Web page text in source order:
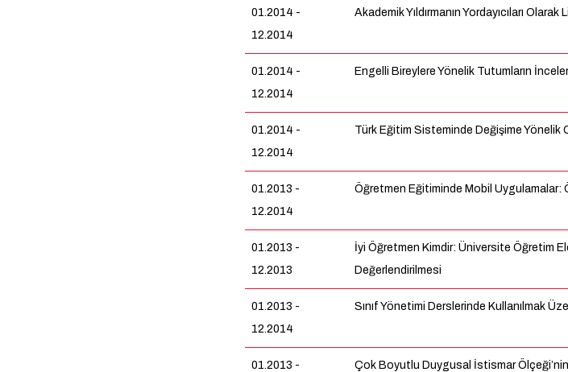
01.2014 -
12.2014
Akademik Yıldırmanın Yordayıcıları
01.2014 -
12.2014
Engelli Bireylere Yönelik Tutumların
01.2014 -
12.2014
Türk Eğitim Sisteminde Değişime Yönelik
01.2013 -
12.2014
Öğretmen Eğitiminde Mobil Uygulamalar:
01.2013 -
12.2013
İyi Öğretmen Kimdir: Üniversite Öğretim
Değerlendirilmesi
01.2013 -
12.2014
Sınıf Yönetimi Derslerinde Kullanılmak
01.2013 -
Çok Boyutlu Duygusal İstismar